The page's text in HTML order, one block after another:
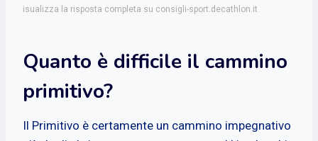
isualizza la risposta completa su consigli-sport.decathlon.it
Quanto è difficile il cammino
primitivo?
Il Primitivo è certamente un cammino impegnativo